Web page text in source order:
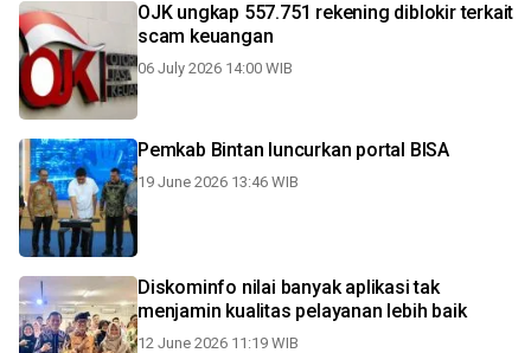
OJK ungkap 557.751 rekening diblokir terkait
scam keuangan
06 July 2026 14:00 WIB
Pemkab Bintan luncurkan portal BISA
19 June 2026 13:46 WIB
Diskominfo nilai banyak aplikasi tak
menjamin kualitas pelayanan lebih baik
12 June 2026 11:19 WIB